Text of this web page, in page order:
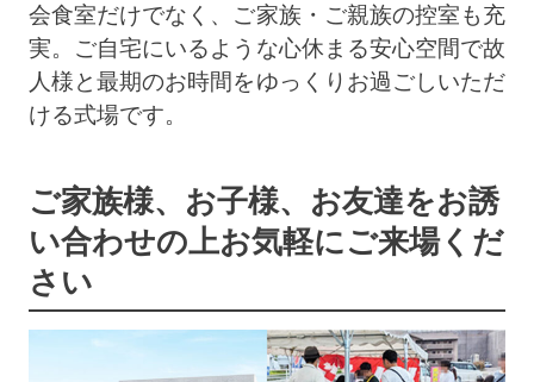
会食室だけでなく、ご家族・ご親族の控室も充
実。ご自宅にいるような心休まる安心空間で故
人様と最期のお時間をゆっくりお過ごしいただ
ける式場です。
ご家族様、お子様、お友達をお誘
い合わせの上お気軽にご来場くだ
さい